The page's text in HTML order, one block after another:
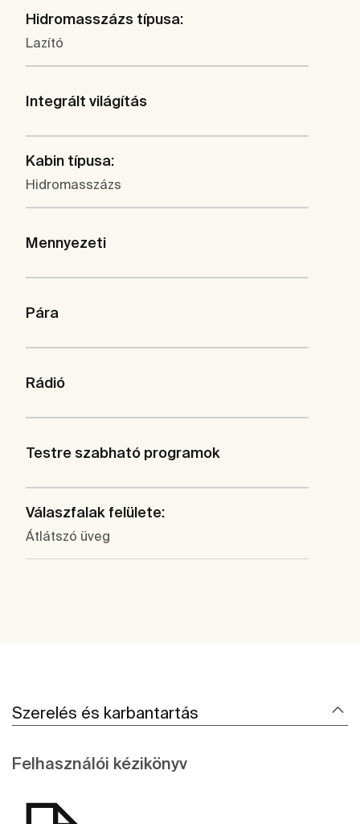
Hidromasszázs típusa:
Lazító
Integrált világítás
Kabin típusa:
Hidromasszázs
Mennyezeti
Pára
Rádió
Testre szabható programok
Válaszfalak felülete:
Átlátszó üveg
Szerelés és karbantartás
Felhasználói kézikönyv